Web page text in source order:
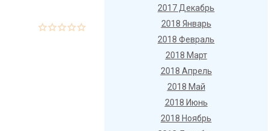
2017 Декабрь
2018 Январь
2018 Февраль
2018 Март
2018 Апрель
2018 Май
2018 Июнь
2018 Ноябрь